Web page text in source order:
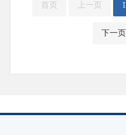
首页 上一页 1
下一页